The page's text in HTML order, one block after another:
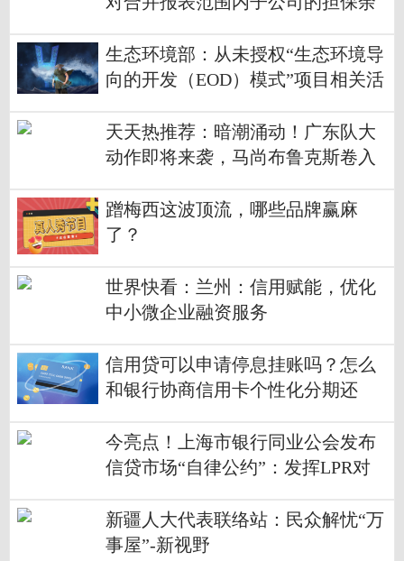
生态环境部：从未授权“生态环境导
向的开发（EOD）模式”项目相关活
天天热推荐：暗潮涌动！广东队大
动作即将来袭，马尚布鲁克斯卷入
蹭梅西这波顶流，哪些品牌赢麻
了？
世界快看：兰州：信用赋能，优化
中小微企业融资服务
信用贷可以申请停息挂账吗？怎么
和银行协商信用卡个性化分期还
今亮点！上海市银行同业公会发布
信贷市场“自律公约”：发挥LPR对
定价水平
新疆人大代表联络站：民众解忧“万
事屋”-新视野